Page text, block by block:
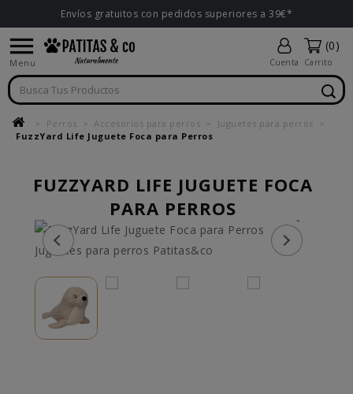
Envíos gratuitos con pedidos superiores a 39€*

Menu Cuenta
(0)
Carrito
Perros Accesorios para perros
Juguetes para perros
FuzzYard Life Juguete Foca para Perros
FUZZYARD LIFE JUGUETE FOCA
PARA PERROS